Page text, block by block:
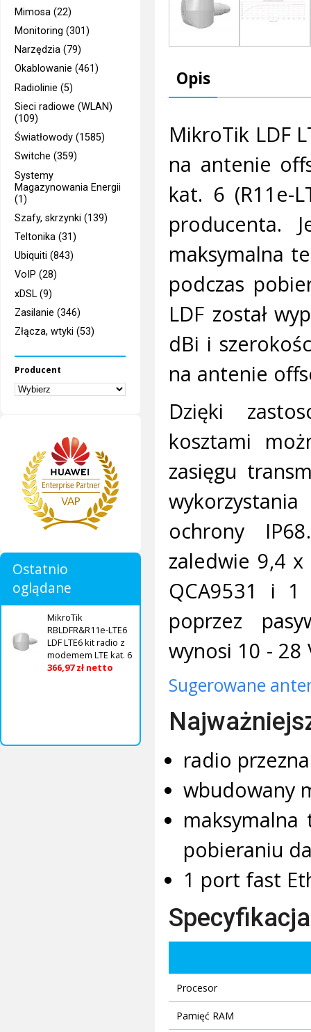
Mimosa (22)
Monitoring (301)
Narzędzia (79)
Okablowanie (461)
Radiolinie (5)
Sieci radiowe (WLAN)
(109)
Światłowody (1585)
Switche (359)
Systemy
Magazynowania Energii
(1)
Szafy, skrzynki (139)
Teltonika (31)
Ubiquiti (843)
VoIP (28)
xDSL (9)
Zasilanie (346)
Złącza, wtyki (53)
Producent
Ostatnio
oglądane
MikroTik
RBLDFR&R11e-LTE6
LDF LTE6 kit radio z
modemem LTE kat. 6
366,97 zł netto
Opis
MikroTik LDF
na antenie
kat. 6 (R11e-
producenta.
maksymalna
podczas
LDF został
dBi i
na antenie
Dzięki
kosztami
zasięgu
ochrony
zaledwie 9,4
QCA9531 i
poprzez
wynosi 10 - 28
Sugerowane
radio
wbudowany
pobieraniu
1 port fast
Specyfikacja
Procesor
Pamięć RAM